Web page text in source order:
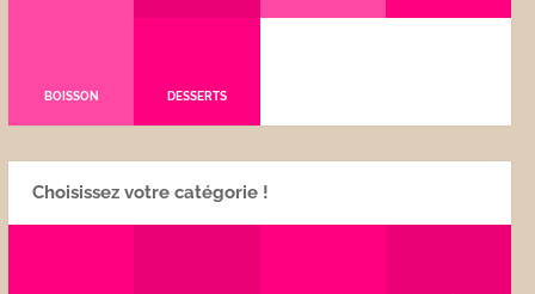
BOISSON DESSERTS
Choisissez votre catégorie !